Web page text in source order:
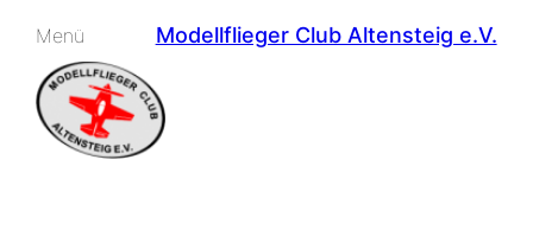
Menü Modellflieger Club Altensteig e.V.